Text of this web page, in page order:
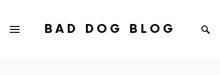
BAD DOG BLOG